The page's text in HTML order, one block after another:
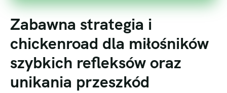
Zabawna strategia i
chickenroad dla miłośników
szybkich refleksów oraz
unikania przeszkód